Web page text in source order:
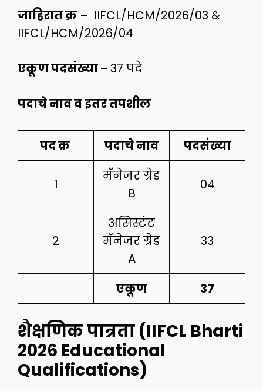
जाहिरात क्र – IIFCL/HCM/2026/03 &
IIFCL/HCM/2026/04
एकूण पदसंख्या –37 पदे
पदाचे नाव व इतर तपशील
पद क्र पदाचे नाव पदसंख्या
1
मॅनेजर ग्रेड
B
04
2
असिस्टंट
मॅनेजर ग्रेड
A
33
एकूण 37
शैक्षणिक पात्रता (IIFCL Bharti
2026 Educational
Qualifications)